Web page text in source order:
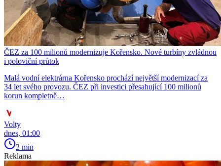
ČEZ za 100 milionů modernizuje Kořensko. Nové turbíny zvládnou
i poloviční průtok
Malá vodní elektrárna Kořensko prochází největší modernizací za
34 let svého provozu. ČEZ při investici přesahující 100 milionů
korun kompletně…
Volty
dnes, 01:00
2 min
Reklama